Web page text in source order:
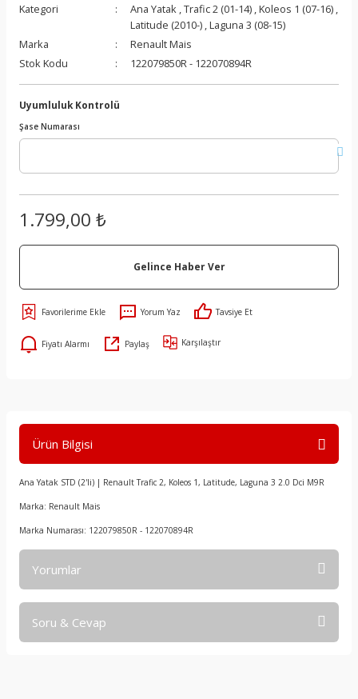
Kategori Ana Yatak ,Trafic 2 (01-14) ,Koleos 1 (07-16) ,
Latitude (2010-) ,Laguna 3 (08-15)
Marka
Renault Mais
Stok Kodu
122079850R - 122070894R
Uyumluluk Kontrolü
Şase Numarası
1.799,00 ₺
Gelince Haber Ver
Yorum Yaz Tavsiye Et
Fiyatı Alarmı Paylaş Karşılaştır
Ürün Bilgisi
Ana Yatak STD (2'li) | Renault Trafic 2, Koleos 1, Latitude, Laguna 3 2.0 Dci M9R
Marka: Renault Mais
Marka Numarası: 122079850R - 122070894R
Yorumlar
Soru & Cevap